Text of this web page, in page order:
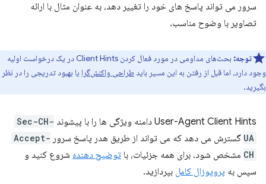
سرور می تواند پاسخ های خود را تغییر دهد، به عنوان مثال با ارائه
تصاویر با وضوح مناسب.
توجه:
بحث‌های مداومی در مورد فعال کردن Client Hints در یک درخواست اولیه
وجود دارد، اما قبل از رفتن به این مسیر باید طراحی واکنش‌گرا یا بهبود تدریجی را در نظر
بگیرید.
User-Agent Client Hints دامنه ویژگی ها را با پیشوند
Sec-CH-
UA گسترش می دهد که می تواند از طریق هدر پاسخ سرور Accept-
CH مشخص شود. برای همه جزئیات، با توضیح دهنده شروع کنید و
سپس به پروپوزال کامل بپردازید.